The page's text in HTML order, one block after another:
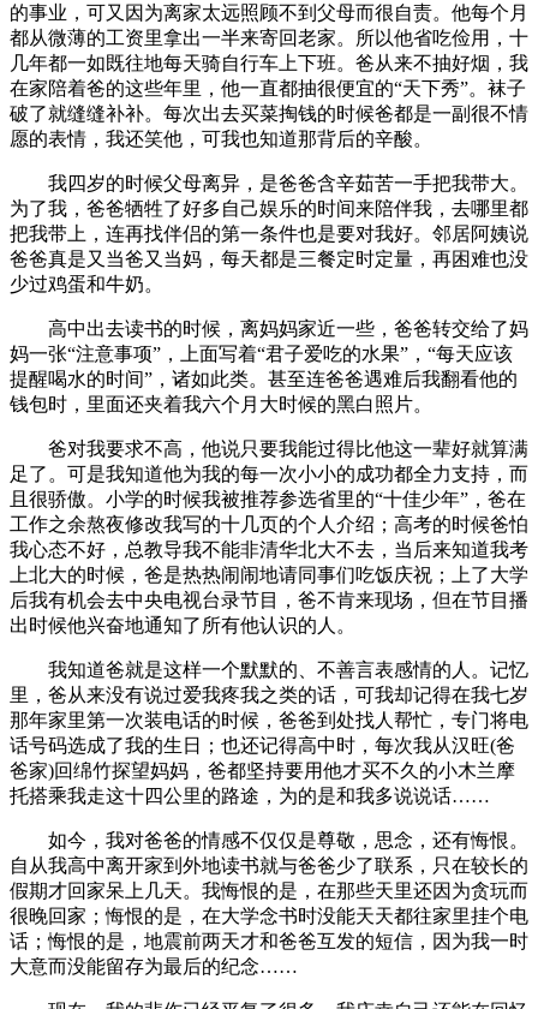
的事业，可又因为离家太远照顾不到父母而很自责。他每个月
都从微薄的工资里拿出一半来寄回老家。所以他省吃俭用，十
几年都一如既往地每天骑自行车上下班。爸从来不抽好烟，我
在家陪着爸的这些年里，他一直都抽很便宜的“天下秀”。袜子
破了就缝缝补补。每次出去买菜掏钱的时候爸都是一副很不情
愿的表情，我还笑他，可我也知道那背后的辛酸。
我四岁的时候父母离异，是爸爸含辛茹苦一手把我带大。
为了我，爸爸牺牲了好多自己娱乐的时间来陪伴我，去哪里都
把我带上，连再找伴侣的第一条件也是要对我好。邻居阿姨说
爸爸真是又当爸又当妈，每天都是三餐定时定量，再困难也没
少过鸡蛋和牛奶。
高中出去读书的时候，离妈妈家近一些，爸爸转交给了妈
妈一张“注意事项”，上面写着“君子爱吃的水果”，“每天应该
提醒喝水的时间”，诸如此类。甚至连爸爸遇难后我翻看他的
钱包时，里面还夹着我六个月大时候的黑白照片。
爸对我要求不高，他说只要我能过得比他这一辈好就算满
足了。可是我知道他为我的每一次小小的成功都全力支持，而
且很骄傲。小学的时候我被推荐参选省里的“十佳少年”，爸在
工作之余熬夜修改我写的十几页的个人介绍；高考的时候爸怕
我心态不好，总教导我不能非清华北大不去，当后来知道我考
上北大的时候，爸是热热闹闹地请同事们吃饭庆祝；上了大学
后我有机会去中央电视台录节目，爸不肯来现场，但在节目播
出时候他兴奋地通知了所有他认识的人。
我知道爸就是这样一个默默的、不善言表感情的人。记忆
里，爸从来没有说过爱我疼我之类的话，可我却记得在我七岁
那年家里第一次装电话的时候，爸爸到处找人帮忙，专门将电
话号码选成了我的生日；也还记得高中时，每次我从汉旺(爸
爸家)回绵竹探望妈妈，爸都坚持要用他才买不久的小木兰摩
托搭乘我走这十四公里的路途，为的是和我多说说话……
如今，我对爸爸的情感不仅仅是尊敬，思念，还有悔恨。
自从我高中离开家到外地读书就与爸爸少了联系，只在较长的
假期才回家呆上几天。我悔恨的是，在那些天里还因为贪玩而
很晚回家；悔恨的是，在大学念书时没能天天都往家里挂个电
话；悔恨的是，地震前两天才和爸爸互发的短信，因为我一时
大意而没能留存为最后的纪念……